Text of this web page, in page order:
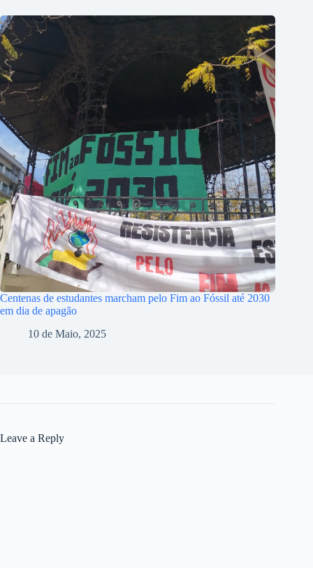
Centenas de estudantes marcham pelo Fim ao Fóssil até 2030
em dia de apagão
10 de Maio, 2025
Leave a Reply